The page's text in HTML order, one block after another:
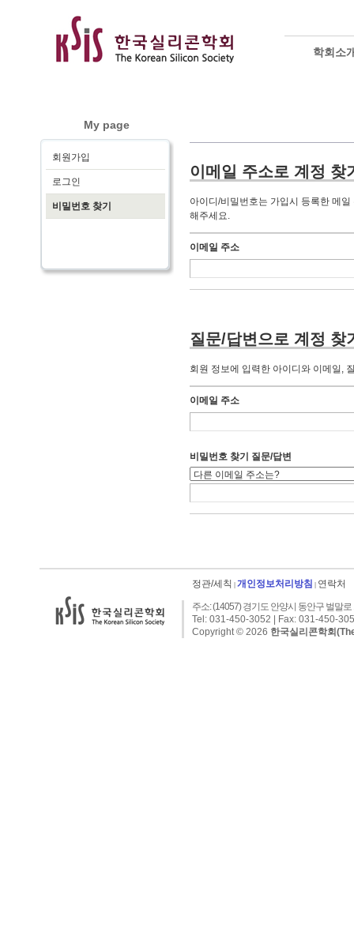
학회소
My page
회원가입
로그인
비밀번호 찾기
이메일 주소로 계정 찾
아이디/비밀번호는 가입시 등록한 메
해주세요.
이메일 주소
질문/답변으로 계정 찾
회원 정보에 입력한 아이디와 이메일,
이메일 주소
비밀번호 찾기 질문/답변
정관/세칙 개인정보처리방침 연락처
주소: (14057) 경기도 안양시 동안구 벌말
Tel: 031-450-3052 | Fax: 031-450-
Copyright © 2026 한국실리콘학회